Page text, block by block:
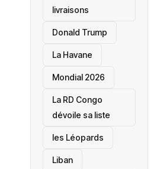
livraisons
Donald Trump
La Havane
Mondial 2026
La RD Congo
dévoile sa liste
les Léopards
‎Liban